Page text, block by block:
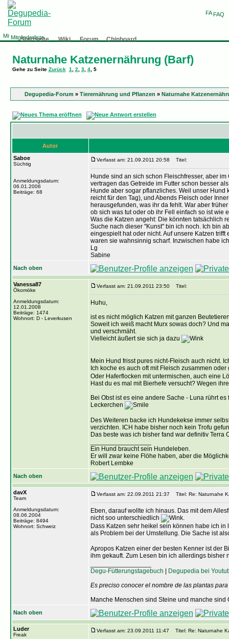
FAQ
Mitgliederliste
Startseite Wiki Forum Chinboard
Naturnahe Katzenernährung (Barf)
Gehe zu Seite Zurück 1 2 3, 4, 5
Degupedia-Forum » Tierernährung und Pflanzen » Naturnahe
Autor
Saboe
Süchtig
Anmeldungsdatum:
06.01.2006
Beiträge: 68
Verfasst am: 21.09.2011 20:58 Titel:
Hunde sind an sich schon Fleischfresser, aber
vertragen das Getreide im Futter schon besser
Hunde aber sogar pflanzliches. Weil unser
reicht für den Tag), und Abends Fleisch oder
herausgefunden, was ihr da fehlt. War aber
ob sich was tut oder ob ihr Fell einfach so ist wie
Was die Katzen angeht: Die könnten tatsächlich
Suche nach dieser "Kunst" bin ich noch. Ich bin
eingespielt hat oder nicht. Auf unsere Katzen
waren sie wahnsinnig scharf. Inzwischen habe
Lg
Sabine
Nach oben
Vanessa87
Ökomöke
Anmeldungsdatum:
12.01.2008
Beiträge: 1474
Wohnort: D - Leverkusen
Verfasst am: 21.09.2011 23:50 Titel:
Huhu,
ist es nicht möglich Katzen mit ganzen
Soweit ich weiß macht Murx sowas doch? Und
und verschmäht.
Vielleicht äußert sie sich ja dazu
Mein Hund frisst pures nicht-Fleisch auch nicht.
Ich koche es auch oft mit Fleisch zusammen
Oder Haferflocken mit untermischen, auch eine
Hast du es mal mit Bierhefe versucht? Wegen
Bei Obst ist es eine andere Sache - Luna rührt
Leckerchen
Des Weiteren backe ich Hundekekse immer
verzichten. ICH habe bisher noch kein Trofu
Das beste was ich bisher fand war definitiv Terra
Ein Hund braucht sein Hundeleben.
Er will zwar keine Flöhe haben, aber die
Robert Lembke
Nach oben
davX
Team
Anmeldungsdatum:
08.06.2004
Beiträge: 8494
Wohnort: Schweiz
Verfasst am: 22.09.2011 21:37 Titel: Re: Naturnahe
Eben, darauf wollte ich hinaus. Das mit dem
nicht soo unterschiedlich
.
Dass Katzen sehr heikel sein können habe ich
als Problem bei der Umstellung. Die Sache ist
Apropos Katzen einer der besten Kenner ist der
ihm gekauft. Zum Lesen bin ich allerdings bisher
Degu-Fütterungstagebuch
Degupedia bei
Es preciso conocer el nombre de las plantas
Manche Menschen sind Steine und manche sind
Nach oben
Luder
Freak
Verfasst am: 23.09.2011 11:47 Titel: Re: Naturnahe